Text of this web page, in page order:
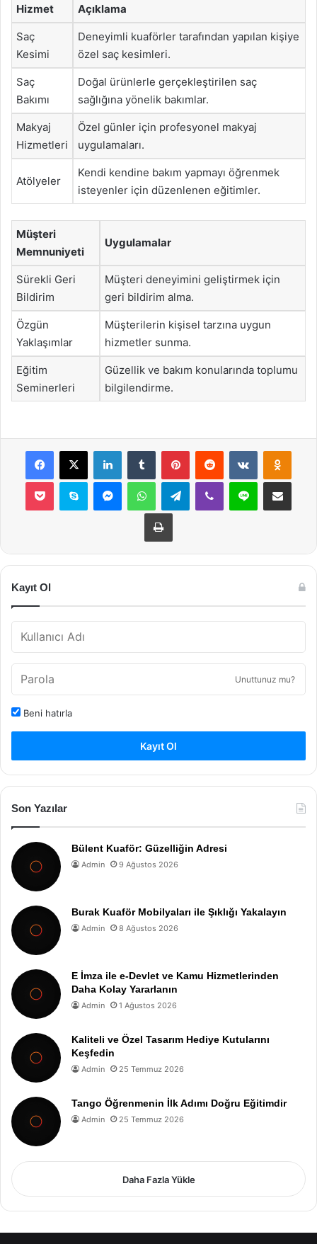
Hizmet Açıklama
Saç
Kesimi
Deneyimli kuaförler tarafından yapılan kişiye
özel saç kesimleri.
Saç
Bakımı
Doğal ürünlerle gerçekleştirilen saç
sağlığına yönelik bakımlar.
Makyaj
Hizmetleri
Özel günler için profesyonel makyaj
uygulamaları.
Atölyeler
Kendi kendine bakım yapmayı öğrenmek
isteyenler için düzenlenen eğitimler.
Müşteri
Memnuniyeti
Uygulamalar
Sürekli Geri
Bildirim
Müşteri deneyimini geliştirmek için
geri bildirim alma.
Özgün
Yaklaşımlar
Müşterilerin kişisel tarzına uygun
hizmetler sunma.
Eğitim
Seminerleri
Güzellik ve bakım konularında toplumu
bilgilendirme.
Facebook
X LinkedInTumblr PinterestReddit VKontakte
Pocket Skype MessengerWhatsAppTelegramViber Line E-Posta ile
Yazdır
Kayıt Ol
Unuttunuz mu?
Beni hatırla
Kayıt Ol
Son Yazılar
Bülent Kuaför: Güzelliğin Adresi
Admin 9 Ağustos 2026
Burak Kuaför Mobilyaları ile Şıklığı Yakalayın
Admin 8 Ağustos 2026
E İmza ile e-Devlet ve Kamu Hizmetlerinden
Daha Kolay Yararlanın
Admin 1 Ağustos 2026
Kaliteli ve Özel Tasarım Hediye Kutularını
Keşfedin
Admin 25 Temmuz 2026
Tango Öğrenmenin İlk Adımı Doğru Eğitimdir
Admin 25 Temmuz 2026
Daha Fazla Yükle